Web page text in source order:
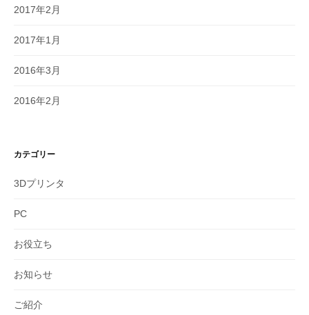
2017年2月
2017年1月
2016年3月
2016年2月
カテゴリー
3Dプリンタ
PC
お役立ち
お知らせ
ご紹介